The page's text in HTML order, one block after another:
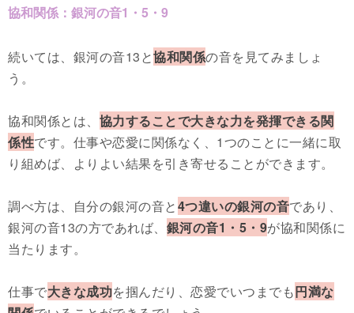
協和関係：銀河の音1・5・9
続いては、銀河の音13と協和関係の音を見てみましょ
う。
協和関係とは、 協力することで大きな力を発揮できる関
係性です。仕事や恋愛に関係なく、1つのことに一緒に取
り組めば、よりよい結果を引き寄せることができます。
調べ方は、自分の銀河の音と4つ違いの銀河の音であり、
銀河の音13の方であれば、 銀河の音1・5・9が協和関係に
当たります。
仕事で大きな成功を掴んだり、恋愛でいつまでも円満な